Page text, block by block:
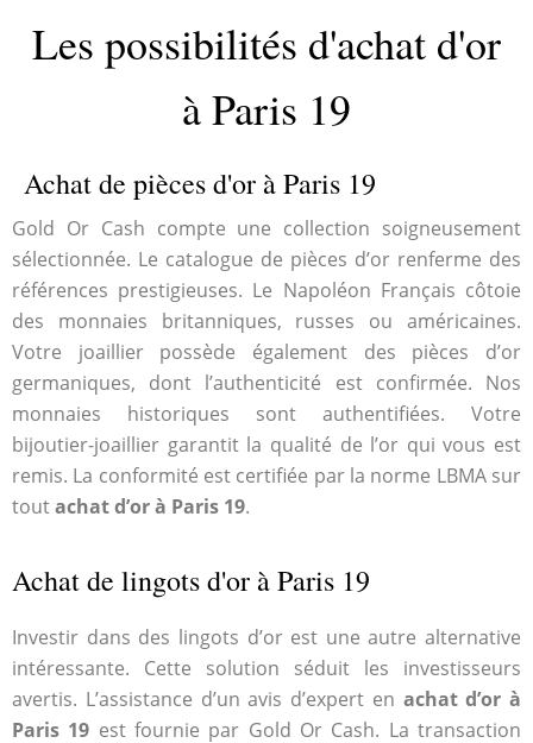
Les possibilités d'achat d'or
à Paris 19
Achat de pièces d'or à Paris 19
Gold Or Cash compte une collection soigneusement
sélectionnée. Le catalogue de pièces d’or renferme des
références prestigieuses. Le Napoléon Français côtoie
des monnaies britanniques, russes ou américaines.
Votre joaillier possède également des pièces d’or
germaniques, dont l’authenticité est confirmée. Nos
monnaies historiques sont authentifiées. Votre
bijoutier-joaillier garantit la qualité de l’or qui vous est
remis. La conformité est certifiée par la norme LBMA sur
toutachat d’or à Paris 19.
Achat de lingots d'or à Paris 19
Investir dans des lingots d’or est une autre alternative
intéressante. Cette solution séduit les investisseurs
avertis. L’assistance d’un avis d’expert en achat d’or à
Paris 19 est fournie par Gold Or Cash. La transaction